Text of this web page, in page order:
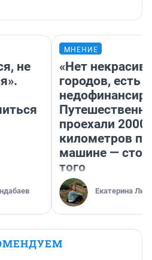
не
МНЕНИЕ
«Нет
городов, есть
проехали 2000
километров по
машине —
того
Екатерина